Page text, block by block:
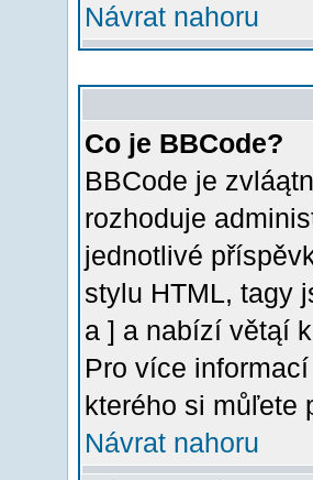
Návrat nahoru
Co je BBCode?
BBCode je
rozhoduje
jednotlivé
stylu HTML, tagy
a ] a nabízí větąí
Pro více
kterého si můľete
Návrat nahoru